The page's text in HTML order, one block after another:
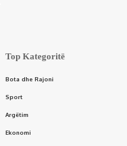
Top Kategoritë
Bota dhe Rajoni
Sport
Argëtim
Ekonomi